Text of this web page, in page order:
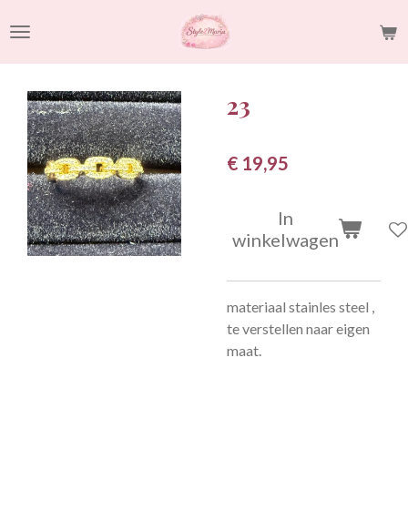
direct
naar
hoofdinhoud
23
€ 19,95
In
winkelwagen
materiaal stainles steel ,
te verstellen naar eigen
maat.